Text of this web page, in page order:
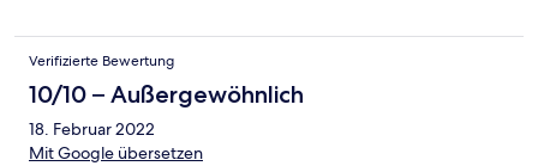
Verifizierte Bewertung
10/10 – Außergewöhnlich
18. Februar 2022
Mit Google übersetzen